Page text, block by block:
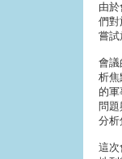
由
們對
嘗試
會議
析焦
的
問
分析
這次